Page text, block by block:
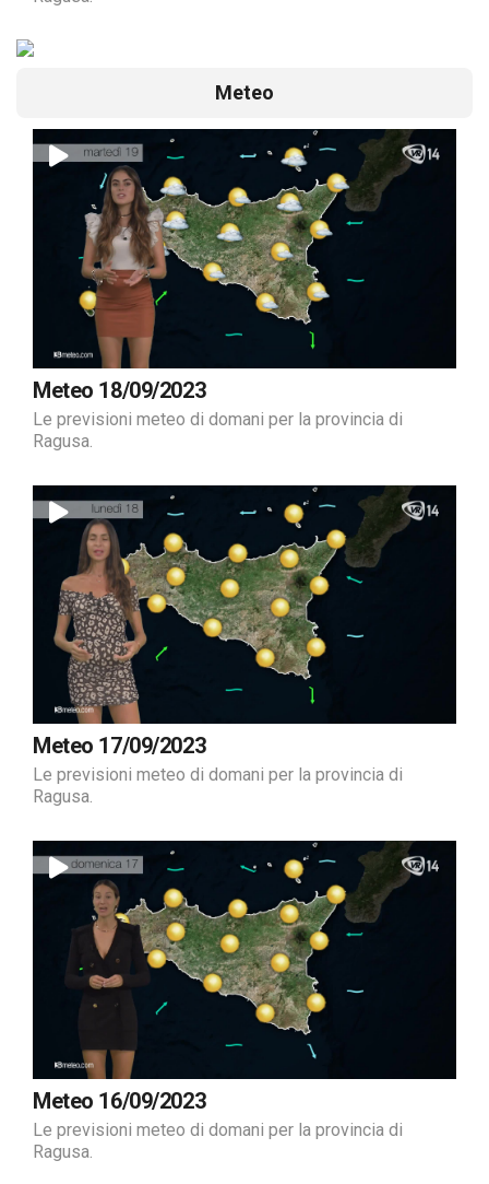
Meteo
Meteo 18/09/2023
Le previsioni meteo di domani per la provincia di
Ragusa.
Meteo 17/09/2023
Le previsioni meteo di domani per la provincia di
Ragusa.
Meteo 16/09/2023
Le previsioni meteo di domani per la provincia di
Ragusa.